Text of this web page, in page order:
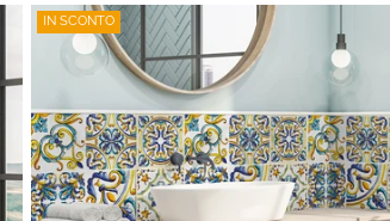
IN SCONTO